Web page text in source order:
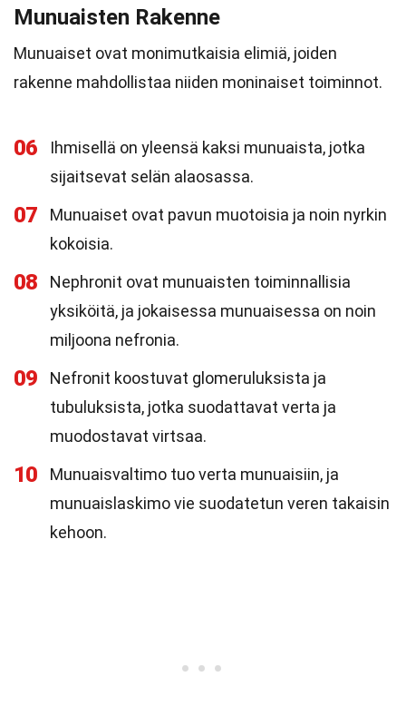
Munuaisten Rakenne
Munuaiset ovat monimutkaisia elimiä, joiden
rakenne mahdollistaa niiden moninaiset toiminnot.
06
Ihmisellä on yleensä kaksi munuaista, jotka
sijaitsevat selän alaosassa.
07
Munuaiset ovat pavun muotoisia ja noin nyrkin
kokoisia.
08
Nephronit ovat munuaisten toiminnallisia
yksiköitä, ja jokaisessa munuaisessa on noin
miljoona nefronia.
09
Nefronit koostuvat glomeruluksista ja
tubuluksista, jotka suodattavat verta ja
muodostavat virtsaa.
10
Munuaisvaltimo tuo verta munuaisiin, ja
munuaislaskimo vie suodatetun veren takaisin
kehoon.